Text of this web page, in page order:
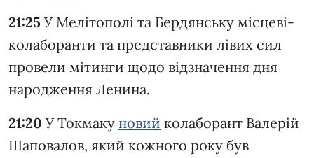
21:25 У Мелітополі та Бердянську місцеві-
колаборанти та представники лівих сил
провели мітинги щодо відзначення дня
народження Ленина.
21:20 У Токмаку новий колаборант Валерій
Шаповалов, який кожного року був